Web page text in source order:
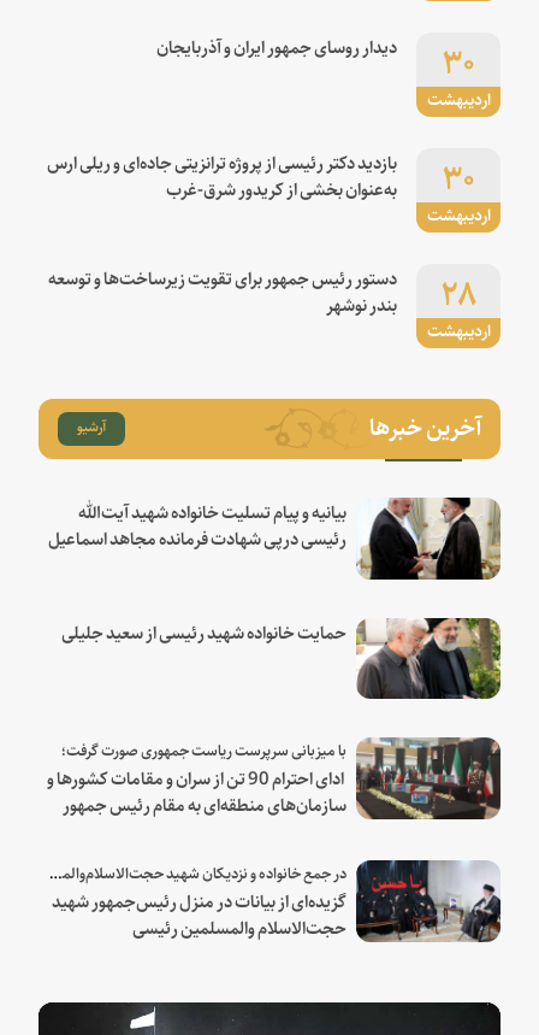
اردیبهشت
۳۰ دیدار روسای جمهور ایران و آذربایجان
اردیبهشت
۳۰
بازدید دکتر رئیسی از پروژه ترانزیتی جاده‌ای و ریلی ارس
به‌عنوان بخشی از کریدور شرق-غرب
اردیبهشت
۲۸
دستور رئیس جمهور برای تقویت زیرساخت‌ها و توسعه
بندر نوشهر
آخرین خبرها آرشیو
بیانیه و پیام تسلیت خانواده شهید آیت‌الله
رئیسی درپی شهادت فرمانده مجاهد اسماعیل
حمایت خانواده شهید رئیسی از سعید جلیلی
با میزبانی سرپرست ریاست جمهوری صورت گرفت؛
ادای احترام 90 تن از سران و مقامات کشورها و
سازمان‌های منطقه‌ای به مقام رئیس جمهور
در جمع خانواده و نزدیکان شهید حجت‌الاسلام‌والمسلمین رئیسی:
گزیده‌ای از بیانات در منزل رئیس‌جمهور شهید
حجت‌الاسلام والمسلمین رئیسی